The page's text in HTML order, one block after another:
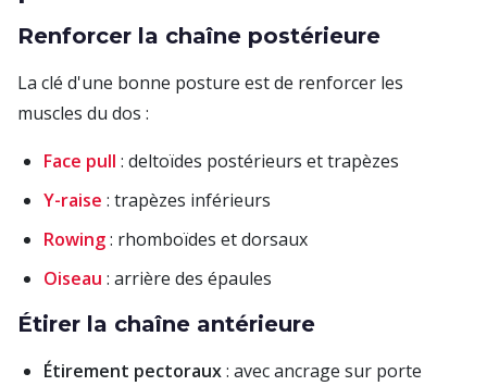
Renforcer la chaîne postérieure
La clé d'une bonne posture est de renforcer les
muscles du dos :
Face pull : deltoïdes postérieurs et trapèzes
Y-raise : trapèzes inférieurs
Rowing: rhomboïdes et dorsaux
Oiseau : arrière des épaules
Étirer la chaîne antérieure
Étirement pectoraux: avec ancrage sur porte